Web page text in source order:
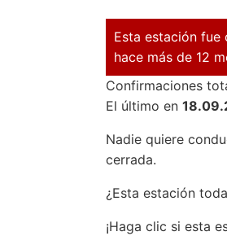
Esta estación
hace más de 12
Confirmaciones
El último en
Nadie quiere
cerrada.
¿Esta estación
¡Haga clic si esta